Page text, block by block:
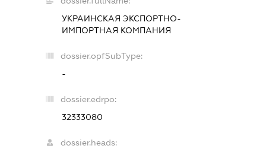
УКРАИНСКАЯ ЭКСПОРТНО-
ИМПОРТНАЯ КОМПАНИЯ
dossier.opfSubType:
-
dossier.edrpo:
32333080
dossier.heads: